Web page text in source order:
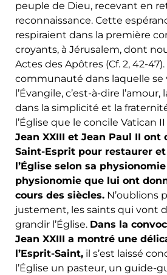
peuple de Dieu, recevant en
reconnaissance. Cette
respiraient dans la première
croyants, à Jérusalem, dont
Actes des Apôtres (Cf. 2, 42-47).
communauté dans laquelle se
l’Évangile, c’est-à-dire
dans la simplicité et la
l’Église que le concile Vatican
Jean XXIII et Jean Paul II ont
Saint-Esprit pour restaurer
l’Église selon sa
physionomie que lui ont
cours des siècles. N’oublions
justement, les saints qui vont
grandir l’Église. Dans la
Jean XXIII a montré une
l’Esprit-Saint, il s’est laissé
l’Église un pasteur, un guide-